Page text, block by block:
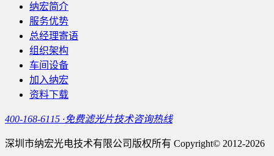
纳宏简介
服务优势
总经理寄语
组织架构
车间设备
加入纳宏
资料下载
400-168-6115 ·免费滤光片技术咨询热线
深圳市纳宏光电技术有限公司版权所有 Copyright© 2012-2026